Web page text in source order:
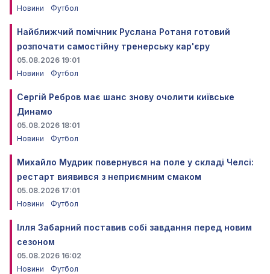
Новини
Футбол
Найближчий помічник Руслана Ротаня готовий
розпочати самостійну тренерську кар'єру
05.08.2026 19:01
Новини
Футбол
Сергій Ребров має шанс знову очолити київське
Динамо
05.08.2026 18:01
Новини
Футбол
Михайло Мудрик повернувся на поле у складі Челсі:
рестарт виявився з неприємним смаком
05.08.2026 17:01
Новини
Футбол
Ілля Забарний поставив собі завдання перед новим
сезоном
05.08.2026 16:02
Новини
Футбол